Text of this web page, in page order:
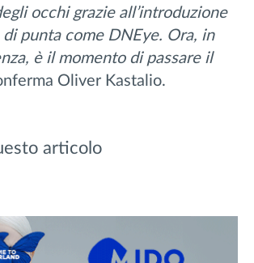
occhi grazie all’introduzione
punta come DNEye. Ora, in
è il momento di passare il
Oliver Kastalio.
articolo